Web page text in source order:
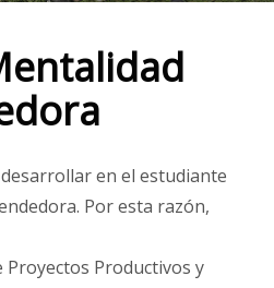
en el estudiante
Por esta razón,
Proyectos Productivos y